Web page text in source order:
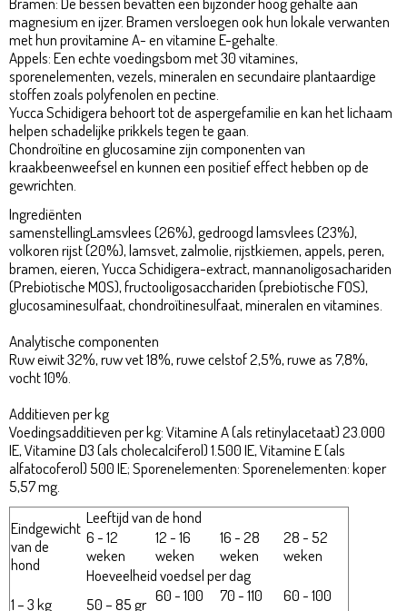
magnesium en ijzer. Bramen versloegen ook hun lokale verwanten
met hun provitamine A- en vitamine E-gehalte.
Appels: Een echte voedingsbom met 30 vitamines,
sporenelementen, vezels, mineralen en secundaire plantaardige
stoffen zoals polyfenolen en pectine.
Yucca Schidigera behoort tot de aspergefamilie en kan het lichaam
helpen schadelijke prikkels tegen te gaan.
Chondroïtine en glucosamine zijn componenten van
kraakbeenweefsel en kunnen een positief effect hebben op de
gewrichten.
Ingrediënten
samenstellingLamsvlees (26%), gedroogd lamsvlees (23%),
volkoren rijst (20%), lamsvet, zalmolie, rijstkiemen, appels, peren,
bramen, eieren, Yucca Schidigera-extract, mannanoligosachariden
(Prebiotische MOS), fructooligosacchariden (prebiotische FOS),
glucosaminesulfaat, chondroïtinesulfaat, mineralen en vitamines.
Analytische componenten
Ruw eiwit 32%, ruw vet 18%, ruwe celstof 2,5%, ruwe as 7,8%,
vocht 10%.
Additieven per kg
Voedingsadditieven per kg: Vitamine A (als retinylacetaat) 23.000
IE, Vitamine D3 (als cholecalciferol) 1.500 IE, Vitamine E (als
alfatocoferol) 500 IE; Sporenelementen: Sporenelementen: koper
5,57 mg.
Eindgewicht
van de
hond
Leeftijd van de hond
6 - 12
weken
12 - 16
weken
16 - 28
weken
28 - 52
weken
Hoeveelheid voedsel per dag
1 – 3 kg
50 – 85 gr 60 - 100
70 - 110
60 - 100